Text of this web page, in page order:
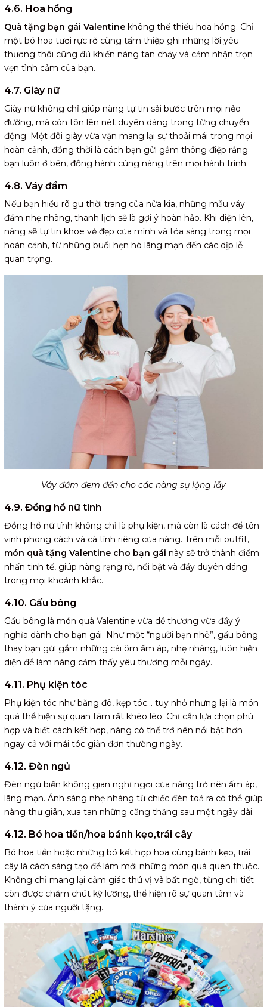
4.6. Hoa hồng
Quà tặng bạn gái Valentine không thể thiếu hoa hồng. Chỉ
một bó hoa tươi rực rỡ cùng tấm thiệp ghi những lời yêu
thương thôi cũng đủ khiến nàng tan chảy và cảm nhận trọn
vẹn tình cảm của bạn.
4.7. Giày nữ
Giày nữ không chỉ giúp nàng tự tin sải bước trên mọi nẻo
đường, mà còn tôn lên nét duyên dáng trong từng chuyển
động. Một đôi giày vừa vặn mang lại sự thoải mái trong mọi
hoàn cảnh, đồng thời là cách bạn gửi gắm thông điệp rằng
bạn luôn ở bên, đồng hành cùng nàng trên mọi hành trình.
4.8. Váy đầm
Nếu bạn hiểu rõ gu thời trang của nửa kia, những mẫu váy
đầm nhẹ nhàng, thanh lịch sẽ là gợi ý hoàn hảo. Khi diện lên,
nàng sẽ tự tin khoe vẻ đẹp của mình và tỏa sáng trong mọi
hoàn cảnh, từ những buổi hẹn hò lãng mạn đến các dịp lễ
quan trọng.
Váy đầm đem đến cho các nàng sự lộng lẫy
4.9. Đồng hồ nữ tính
Đồng hồ nữ tính không chỉ là phụ kiện, mà còn là cách để tôn
vinh phong cách và cá tính riêng của nàng. Trên mỗi outfit,
món quà tặng Valentine cho bạn gái này sẽ trở thành điểm
nhấn tinh tế, giúp nàng rạng rỡ, nổi bật và đầy duyên dáng
trong mọi khoảnh khắc.
4.10. Gấu bông
Gấu bông là món quà Valentine vừa dễ thương vừa đầy ý
nghĩa dành cho bạn gái. Như một “người bạn nhỏ”, gấu bông
thay bạn gửi gắm những cái ôm ấm áp, nhẹ nhàng, luôn hiện
diện để làm nàng cảm thấy yêu thương mỗi ngày.
4.11. Phụ kiện tóc
Phụ kiện tóc như băng đô, kẹp tóc… tuy nhỏ nhưng lại là món
quà thể hiện sự quan tâm rất khéo léo. Chỉ cần lựa chọn phù
hợp và biết cách kết hợp, nàng có thể trở nên nổi bật hơn
ngay cả với mái tóc giản đơn thường ngày.
4.12. Đèn ngủ
Đèn ngủ biến không gian nghỉ ngơi của nàng trở nên ấm áp,
lãng mạn. Ánh sáng nhẹ nhàng từ chiếc đèn toả ra có thể giúp
nàng thư giãn, xua tan những căng thẳng sau một ngày dài.
4.12. Bó hoa tiền/hoa bánh kẹo,trái cây
Bó hoa tiền hoặc những bó kết hợp hoa cùng bánh kẹo, trái
cây là cách sáng tạo để làm mới những món quà quen thuộc.
Không chỉ mang lại cảm giác thú vị và bất ngờ, từng chi tiết
còn được chăm chút kỹ lưỡng, thể hiện rõ sự quan tâm và
thành ý của người tặng.